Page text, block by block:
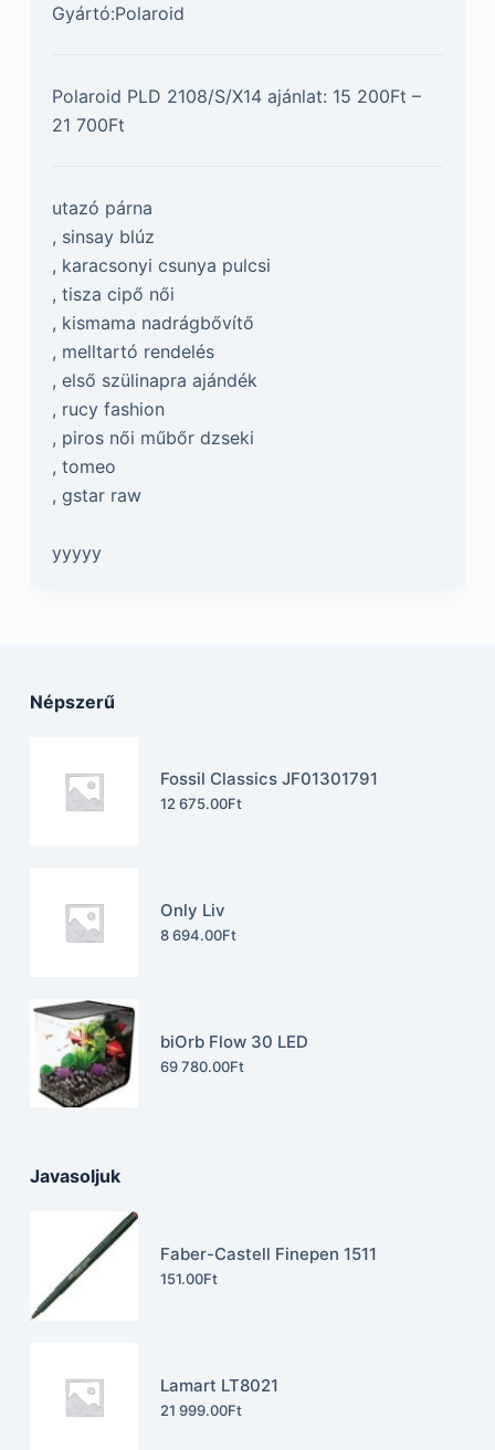
Gyártó:Polaroid
Polaroid PLD 2108/S/X14 ajánlat: 15 200Ft –
21 700Ft
utazó párna
, sinsay blúz
, karacsonyi csunya pulcsi
, tisza cipő női
, kismama nadrágbővítő
, melltartó rendelés
, első szülinapra ajándék
, rucy fashion
, piros női műbőr dzseki
, tomeo
, gstar raw
yyyyy
Népszerű
Fossil Classics JF01301791
12 675.00Ft
Only Liv
8 694.00Ft
biOrb Flow 30 LED
69 780.00Ft
Javasoljuk
Faber-Castell Finepen 1511
151.00Ft
Lamart LT8021
21 999.00Ft